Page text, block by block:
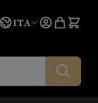
Lingua
ITA